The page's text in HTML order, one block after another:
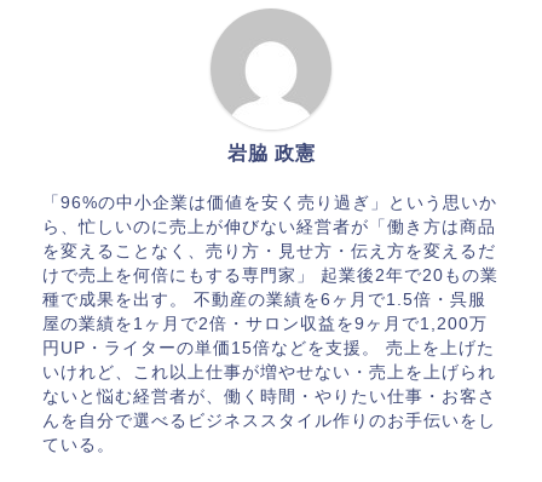
岩脇 政憲
「96%の中小企業は価値を安く売り過ぎ」という思いか
ら、忙しいのに売上が伸びない経営者が「働き方は商品
を変えることなく、売り方・見せ方・伝え方を変えるだ
けで売上を何倍にもする専門家」 起業後2年で20もの業
種で成果を出す。 不動産の業績を6ヶ月で1.5倍・呉服
屋の業績を1ヶ月で2倍・サロン収益を9ヶ月で1,200万
円UP・ライターの単価15倍などを支援。 売上を上げた
いけれど、これ以上仕事が増やせない・売上を上げられ
ないと悩む経営者が、働く時間・やりたい仕事・お客さ
んを自分で選べるビジネススタイル作りのお手伝いをし
ている。